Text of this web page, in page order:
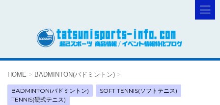
HOME > BADMINTON(バドミントン) >
BADMINTON(バドミントン)
SOFT TENNIS(ソフトテニス)
TENNIS(硬式テニス)